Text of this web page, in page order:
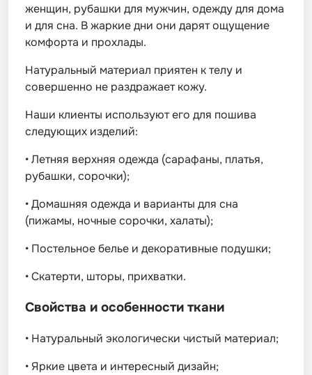
женщин, рубашки для мужчин, одежду для дома
и для сна. В жаркие дни они дарят ощущение
комфорта и прохлады.
Натуральный материал приятен к телу и
совершенно не раздражает кожу.
Наши клиенты используют его для пошива
следующих изделий:
•Летняя верхняя одежда (сарафаны, платья,
рубашки, сорочки);
•Домашняя одежда и варианты для сна
(пижамы, ночные сорочки, халаты);
• Постельное белье и декоративные подушки;
•Скатерти, шторы, прихватки.
Свойства и особенности ткани
• Натуральный экологически чистый материал;
• Яркие цвета и интересный дизайн;